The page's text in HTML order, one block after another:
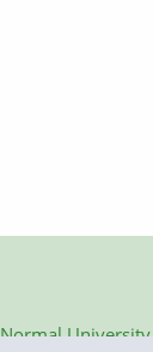
University